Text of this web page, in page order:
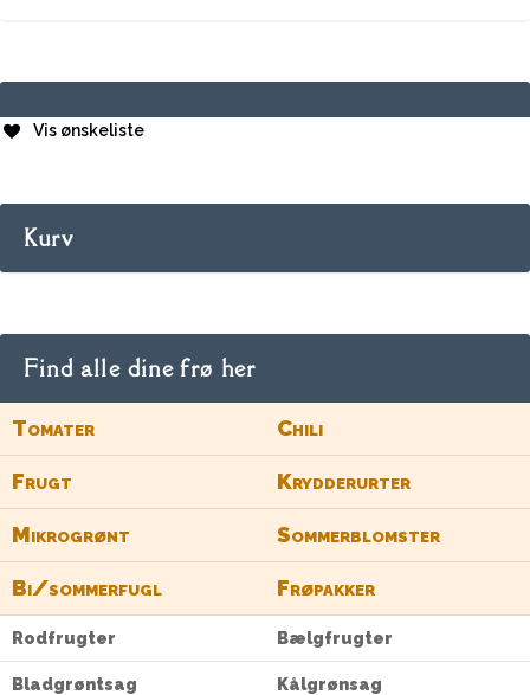
Vis ønskeliste
Kurv
Find alle dine frø her
Tomater Chili
Frugt Krydderurter
Mikrogrønt Sommerblomster
Bi/sommerfugl Frøpakker
Rodfrugter Bælgfrugter
Bladgrøntsag Kålgrønsag